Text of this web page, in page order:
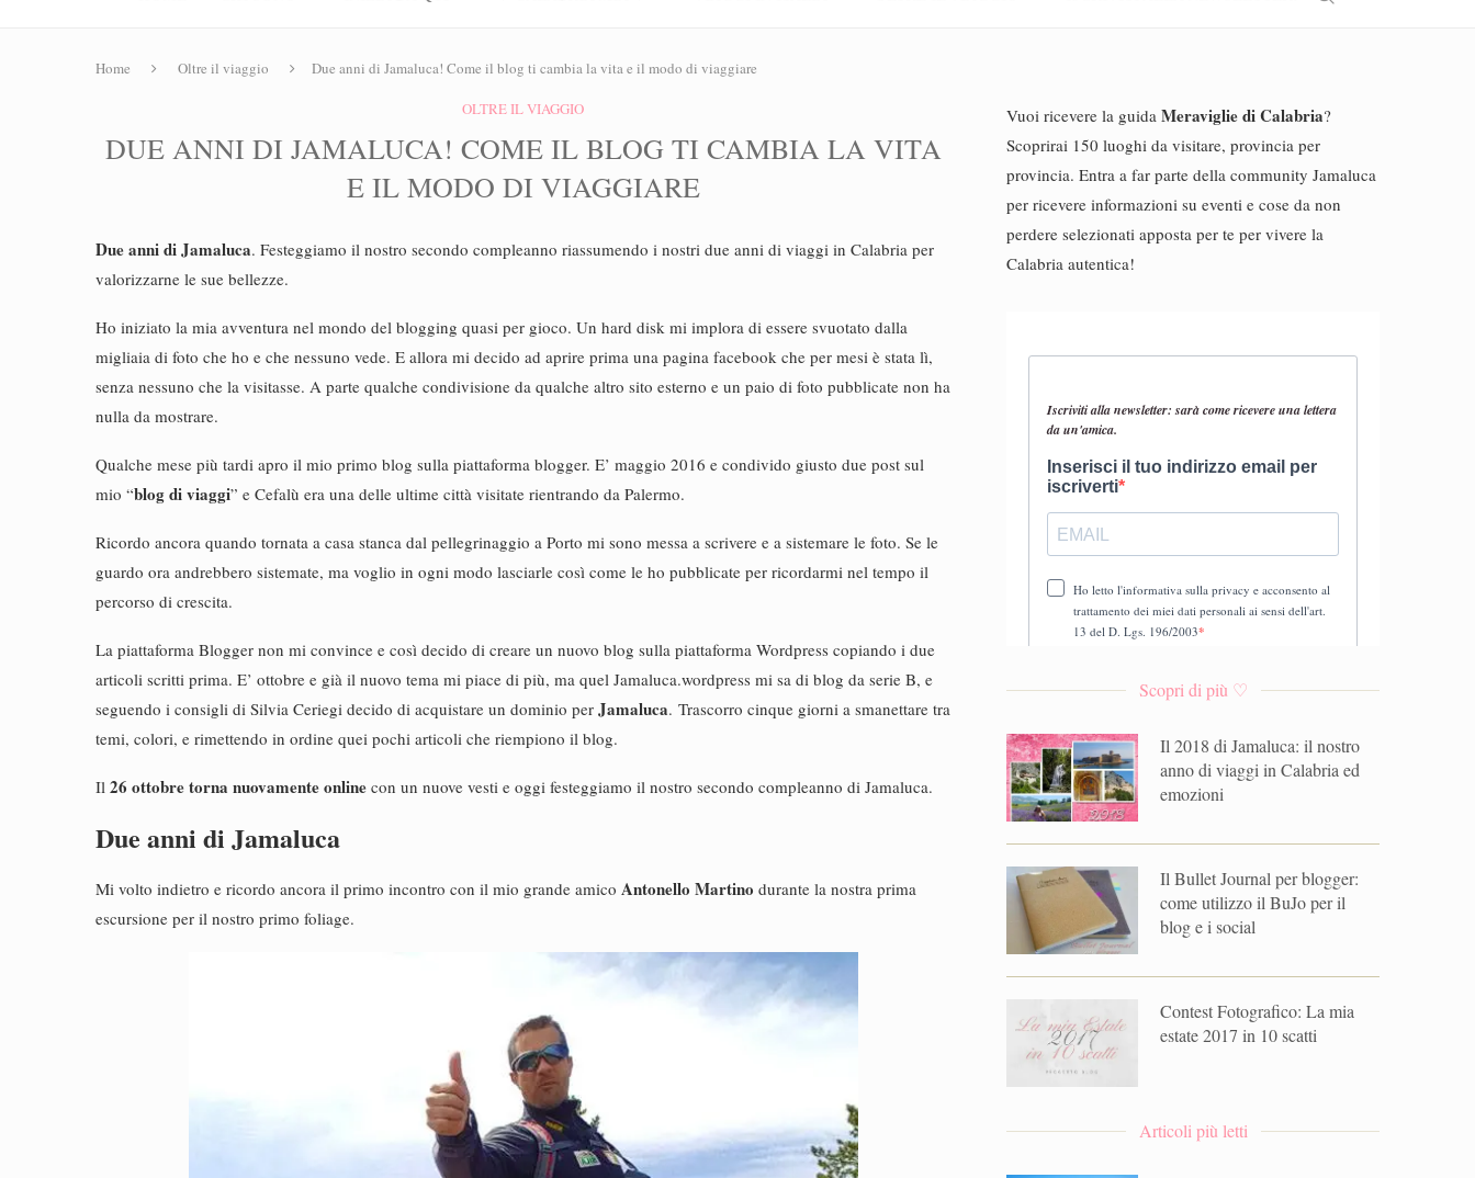
Home Oltre il viaggio Due anni di Jamaluca! Come il blog ti cambia la vita e il modo di viaggiare
OLTRE IL VIAGGIO
DUE ANNI DI JAMALUCA! COME IL BLOG TI CAMBIA LA VITA
E IL MODO DI VIAGGIARE
Due anni di Jamaluca. Festeggiamo il nostro secondo compleanno riassumendo i nostri due anni di viaggi in Calabria per
valorizzarne le sue bellezze.
Ho iniziato la mia avventura nel mondo del blogging quasi per gioco. Un hard disk mi implora di essere svuotato dalla
migliaia di foto che ho e che nessuno vede. E allora mi decido ad aprire prima una pagina facebook che per mesi è stata lì,
senza nessuno che la visitasse. A parte qualche condivisione da qualche altro sito esterno e un paio di foto pubblicate non ha
nulla da mostrare.
Qualche mese più tardi apro il mio primo blog sulla piattaforma blogger. E’ maggio 2016 e condivido giusto due post sul
mio “blog di viaggi” e Cefalù era una delle ultime città visitate rientrando da Palermo.
Ricordo ancora quando tornata a casa stanca dal pellegrinaggio a Porto mi sono messa a scrivere e a sistemare le foto. Se le
guardo ora andrebbero sistemate, ma voglio in ogni modo lasciarle così come le ho pubblicate per ricordarmi nel tempo il
percorso di crescita.
La piattaforma Blogger non mi convince e così decido di creare un nuovo blog sulla piattaforma Wordpress copiando i due
articoli scritti prima. E’ ottobre e già il nuovo tema mi piace di più, ma quel Jamaluca.wordpress mi sa di blog da serie B, e
seguendo i consigli di Silvia Ceriegi decido di acquistare un dominio per Jamaluca. Trascorro cinque giorni a smanettare tra
temi, colori, e rimettendo in ordine quei pochi articoli che riempiono il blog.
Il 26 ottobretorna nuovamente online con un nuove vesti e oggi festeggiamo il nostro secondo compleanno di Jamaluca.
Due anni di Jamaluca
Mi volto indietro e ricordo ancora il primo incontro con il mio grande amico Antonello Martino durante la nostra prima
escursione per il nostro primo foliage.
Vuoi ricevere la guida Meraviglie di Calabria?
Scoprirai 150 luoghi da visitare, provincia per
provincia. Entra a far parte della community Jamaluca
per ricevere informazioni su eventi e cose da non
perdere selezionati apposta per te per vivere la
Calabria autentica!
Scopri di più ♡
Il 2018 di Jamaluca: il nostro
anno di viaggi in Calabria ed
emozioni
Il Bullet Journal per blogger:
come utilizzo il BuJo per il
blog e i social
Contest Fotografico: La mia
estate 2017 in 10 scatti
Articoli più letti